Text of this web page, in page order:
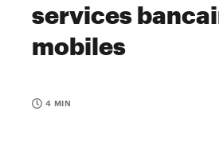
services
mobiles
4 MIN